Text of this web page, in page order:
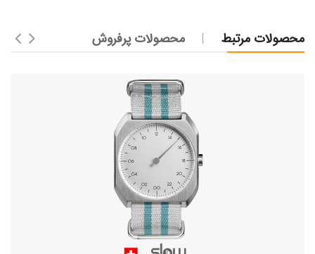
محصولات مرتبط محصولات پرفروش